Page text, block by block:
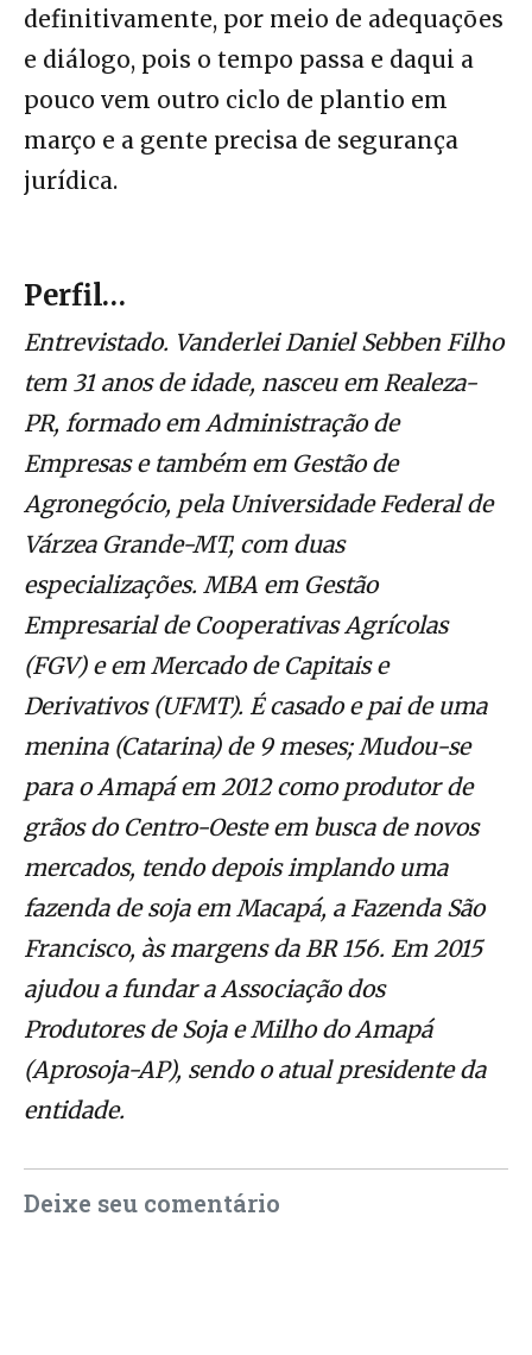
definitivamente, por meio de adequações
e diálogo, pois o tempo passa e daqui a
pouco vem outro ciclo de plantio em
março e a gente precisa de segurança
jurídica.
Perfil…
Entrevistado. Vanderlei Daniel Sebben Filho
tem 31 anos de idade, nasceu em Realeza-
PR, formado em Administração de
Empresas e também em Gestão de
Agronegócio, pela Universidade Federal de
Várzea Grande-MT, com duas
especializações. MBA em Gestão
Empresarial de Cooperativas Agrícolas
(FGV) e em Mercado de Capitais e
Derivativos (UFMT). É casado e pai de uma
menina (Catarina) de 9 meses; Mudou-se
para o Amapá em 2012 como produtor de
grãos do Centro-Oeste em busca de novos
mercados, tendo depois implando uma
fazenda de soja em Macapá, a Fazenda São
Francisco, às margens da BR 156. Em 2015
ajudou a fundar a Associação dos
Produtores de Soja e Milho do Amapá
(Aprosoja-AP), sendo o atual presidente da
entidade.
Deixe seu comentário